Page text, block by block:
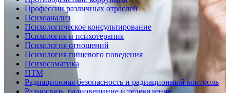
Профессии различных отраслей
Психоанализ
Психологическое консультирование
Психология и психотерапия
Психология отношений
Психология пищевого поведения
Психосоматика
ПТМ
Радиационная безопасность и радиационный контроль
Радиосвязь, радиовещание и телевидение